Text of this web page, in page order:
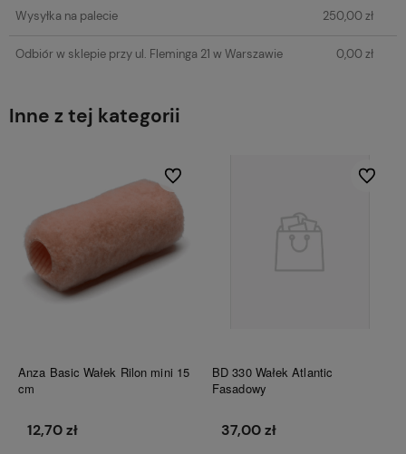
Wysyłka na palecie 250,00 zł
Odbiór w sklepie przy ul. Fleminga 21 w Warszawie 0,00 zł
Inne z tej kategorii
Anza Basic Wałek Rilon mini 15
cm
12,70 zł
Do ulubionych
BD 330 Wałek Atlantic
Fasadowy
37,00 zł
Do